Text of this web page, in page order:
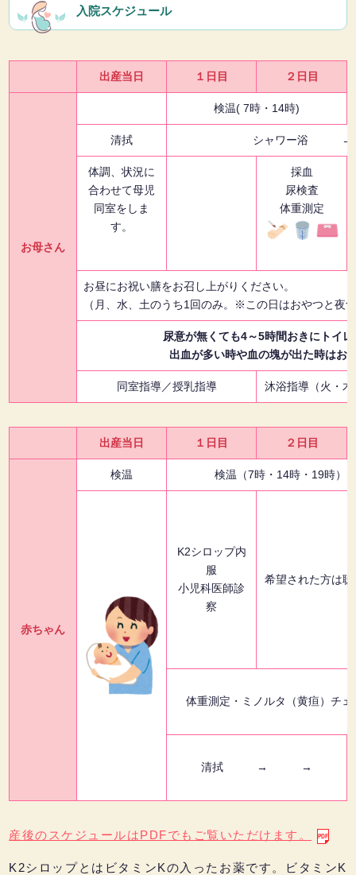
入院スケジュール
出産当日 １日目 ２日目
お母さん
検温( 7時・14時)
清拭 シャワ
体調、状況に
合わせて母児
同室をしま
す。
採血
尿検査
体重測定
お昼にお祝い膳をお召し上がりください。
（月、水、土のうち1回のみ。※この日はおやつと夜
尿意が無くても4～5時間おきにトイ
出血が多い時や血の塊が出た時はお
同室指導／授乳指導 沐浴指導（火・
出産当日 １日目 ２日目
赤ちゃん
検温 検温（7時・14
K2シロップ内
服
小児科医師診
察
希望された方は
体重測定・ミノルタ
清拭 → →
産後のスケジュールはPDFでもご覧いただけます。
K2シロップとはビタミンKの入ったお薬です。ビタミンK